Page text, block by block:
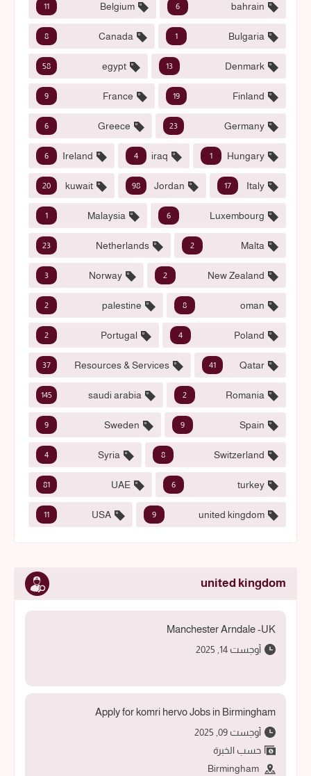
bahrain
6
Belgium
11
Bulgaria
1
Canada
8
Denmark
13
egypt
58
Finland
19
France
9
Germany
23
Greece
6
Hungary
1
iraq
4
Ireland
6
Italy
17
Jordan
98
kuwait
20
Luxembourg
6
Malaysia
1
Malta
2
Netherlands
23
New Zealand
2
Norway
3
oman
8
palestine
2
Poland
4
Portugal
2
Qatar
41
Resources & Services
37
Romania
2
saudi arabia
145
Spain
9
Sweden
9
Switzerland
8
Syria
4
turkey
6
UAE
81
united kingdom
9
USA
11
united kingdom
Manchester Arndale -UK
أوجست 14, 2025
Apply for komri hervo Jobs in Birmingham
أوجست 09, 2025
حسب الخبرة